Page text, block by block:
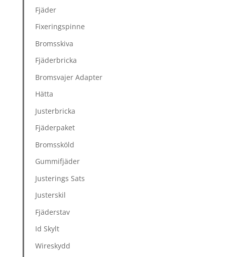
Fjäder
Fixeringspinne
Bromsskiva
Fjäderbricka
Bromsvajer Adapter
Hätta
Justerbricka
Fjäderpaket
Bromssköld
Gummifjäder
Justerings Sats
Justerskil
Fjäderstav
Id Skylt
Wireskydd